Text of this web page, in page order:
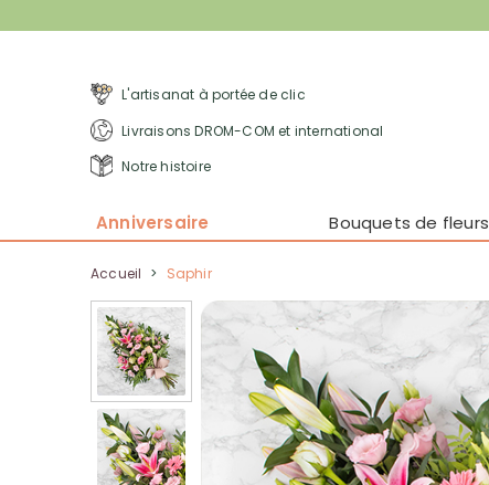
L'artisanat à portée de clic
Livraisons DROM-COM et international
Notre histoire
Anniversaire Bouquets de fleurs
Accueil > Saphir